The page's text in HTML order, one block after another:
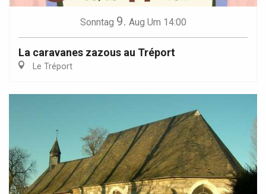
Sonntag 9. Aug Um 14:00
La caravanes zazous au Tréport
Le Tréport